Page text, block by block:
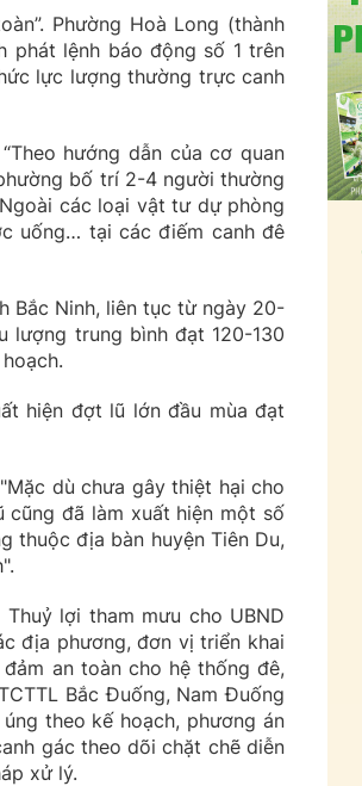
Phường Hoà Long (thành
phát lệnh báo động số 1 trên
lực lượng thường trực canh
hướng dẫn của cơ quan
bố trí 2-4 người thường
các loại vật tư dự phòng
uống… tại các điếm canh đê
Bắc Ninh, liên tục từ ngày 20-
lượng trung bình đạt 120-130
hiện đợt lũ lớn đầu mùa đạt
dù chưa gây thiệt hại cho
cũng đã làm xuất hiện một số
thuộc địa bàn huyện Tiên Du,
lợi tham mưu cho UBND
địa phương, đơn vị triển khai
an toàn cho hệ thống đê,
Bắc Đuống, Nam Đuống
theo kế hoạch, phương án
gác theo dõi chặt chẽ diễn
xử lý.